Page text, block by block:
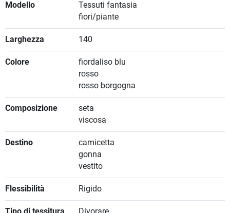
Modello
Tessuti fantasia
fiori/piante
Larghezza 140
Colore
fiordaliso blu
rosso
rosso borgogna
Composizione
seta
viscosa
Destino
camicetta
gonna
vestito
Flessibilità Rigido